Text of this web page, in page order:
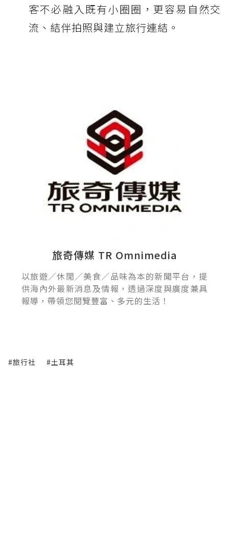
客不必融入既有小圈圈，更容易自然交
流、結伴拍照與建立旅行連結。
旅奇傳媒 TR Omnimedia
以旅遊／休閒／美食／品味為本的新聞平台，提
供海內外最新消息及情報，透過深度與廣度兼具
報導，帶領您閱覽豐富、多元的生活！
#旅行社 #土耳其